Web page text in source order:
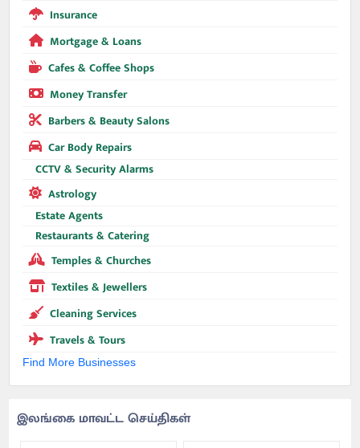
Insurance
Mortgage & Loans
Cafes & Coffee Shops
Money Transfer
Barbers & Beauty Salons
Car Body Repairs
CCTV & Security Alarms
Astrology
Estate Agents
Restaurants & Catering
Temples & Churches
Textiles & Jewellers
Cleaning Services
Travels & Tours
Find More Businesses
இலங்கை மாவட்ட செய்திகள்